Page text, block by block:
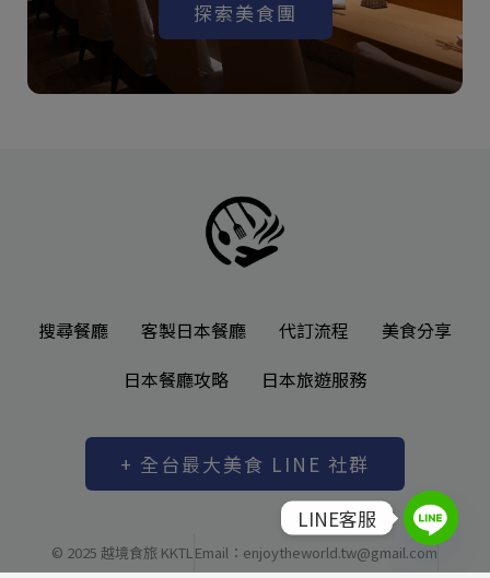
探索美食團
搜尋餐廳 客製日本餐廳 代訂流程
美食分享
日本餐廳攻略
日本旅遊服務
+ 全台最大美食 LINE 社群
© 2025 越境食旅 KKTLEmail：enjoytheworld.tw@gmail.com
LINE客服